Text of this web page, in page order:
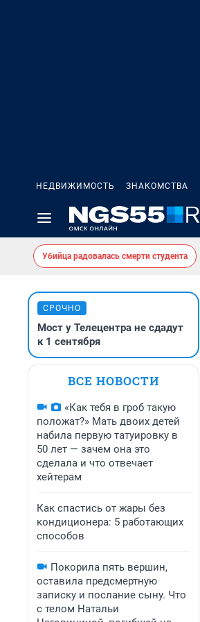
НЕДВИЖИМОСТЬ ЗНАКОМСТВА
Убийца радовалась смерти студента
СРОЧНО
Мост у Телецентра не сдадут
к 1 сентября
ВСЕ НОВОСТИ
«Как тебя в гроб такую
положат?» Мать двоих детей
набила первую татуировку в
50 лет — зачем она это
сделала и что отвечает
хейтерам
Как спастись от жары без
кондиционера: 5 работающих
способов
Покорила пять вершин,
оставила предсмертную
записку и послание сыну. Что
с телом Натальи